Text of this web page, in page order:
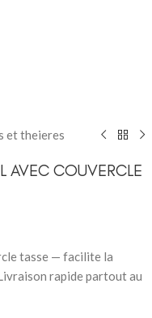
et theieres
AVEC COUVERCLE
tasse — facilite la
rapide partout au